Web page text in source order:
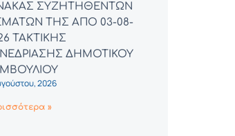
ΣΥΖΗΤΗΘΕΝΤΩΝ
ΤΗΣ ΑΠΟ 03-08-
ΤΑΚΤΙΚΗΣ
ΔΗΜΟΤΙΚΟΥ
2026
»